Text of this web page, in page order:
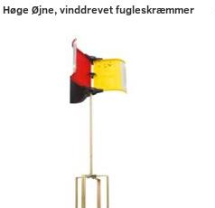
Høge Øjne, vinddrevet fugleskræmmer